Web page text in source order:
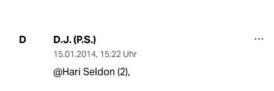
D D.J. (P.S.)
15.01.2014, 15:22 Uhr
@Hari Seldon (2),